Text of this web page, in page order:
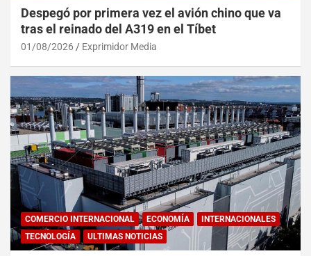
Despegó por primera vez el avión chino que va
tras el reinado del A319 en el Tíbet
01/08/2026 Exprimidor Media
COMERCIO INTERNACIONAL ECONOMÍA
INTERNACIONALES
TECNOLOGÍA
ULTIMAS NOTICIAS